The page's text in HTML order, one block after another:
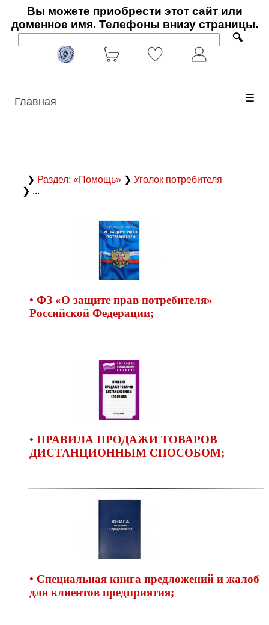
Вы можете приобрести этот сайт или
доменное имя. Телефоны внизу страницы.
🔍
Главная ☰
❯ Раздел: «Помощь» ❯ Уголок потребителя
❯ ...
• ФЗ «О защите прав потребителя»
Российской Федерации;
• ПРАВИЛА ПРОДАЖИ ТОВАРОВ
ДИСТАНЦИОННЫМ СПОСОБОМ;
• Специальная книга предложений и жалоб
для клиентов предприятия;